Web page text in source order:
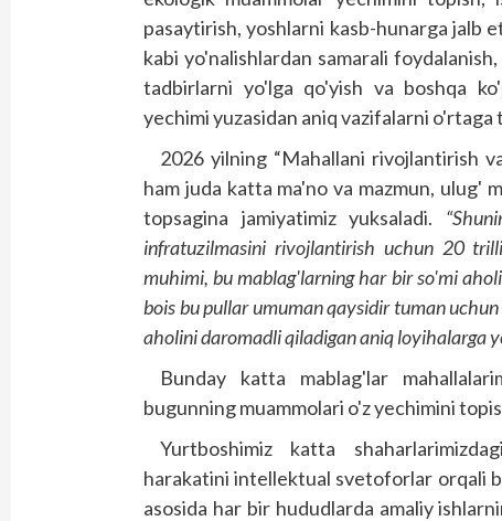
pasaytirish, yoshlarni kasb-hunarga jalb
kabi yo'nalishlardan samarali
tadbirlarni yo'lga qo'yish va boshqa
yechimi yuzasidan aniq vazifalarni o'rtaga
2026 yilning “Mahallani rivojlantirish
ham juda katta ma'no va mazmun, ulug'
topsagina jamiyatimiz yuksaladi.
infratuzilmasini rivojlantirish uchun 20
muhimi, bu mablag'larning har bir so'mi
bois bu pullar umuman qaysidir tuman
aholini daromadli qiladigan aniq loyihalarga
Bunday katta mablag'lar
bugunning muammolari o'z yechimini
Yurtboshimiz katta
harakatini intellektual svetoforlar orqali
asosida har bir hududlarda amaliy